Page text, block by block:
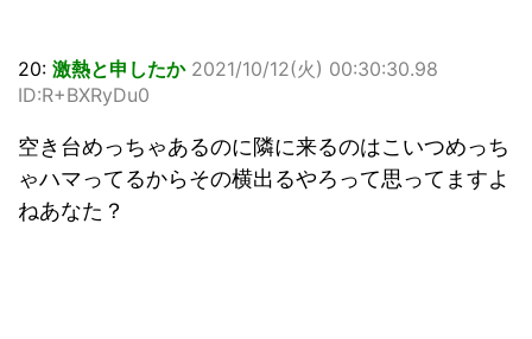
20: 激熱と申したか 2021/10/12(火) 00:30:30.98
ID:R+BXRyDu0
空き台めっちゃあるのに隣に来るのはこいつめっち
ゃハマってるからその横出るやろって思ってますよ
ねあなた？